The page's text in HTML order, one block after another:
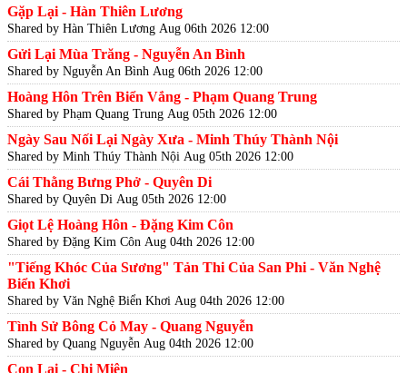
Gặp Lại - Hàn Thiên Lương
Shared by Hàn Thiên Lương Aug 06th 2026 12:00
Gửi Lại Mùa Trăng - Nguyễn An Bình
Shared by Nguyễn An Bình Aug 06th 2026 12:00
Hoàng Hôn Trên Biển Vắng - Phạm Quang Trung
Shared by Phạm Quang Trung Aug 05th 2026 12:00
Ngày Sau Nối Lại Ngày Xưa - Minh Thúy Thành Nội
Shared by Minh Thúy Thành Nội Aug 05th 2026 12:00
Cái Thằng Bưng Phở - Quyên Di
Shared by Quyên Di Aug 05th 2026 12:00
Giọt Lệ Hoàng Hôn - Đặng Kim Côn
Shared by Đặng Kim Côn Aug 04th 2026 12:00
"Tiếng Khóc Của Sương" Tản Thi Của San Phi - Văn Nghệ
Biển Khơi
Shared by Văn Nghệ Biển Khơi Aug 04th 2026 12:00
Tình Sử Bông Cỏ May - Quang Nguyễn
Shared by Quang Nguyễn Aug 04th 2026 12:00
Con Lai - Chi Miên